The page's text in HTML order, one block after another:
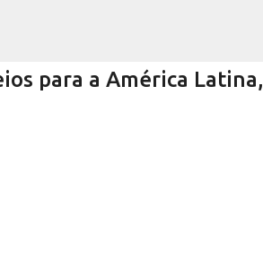
para a América Latina,